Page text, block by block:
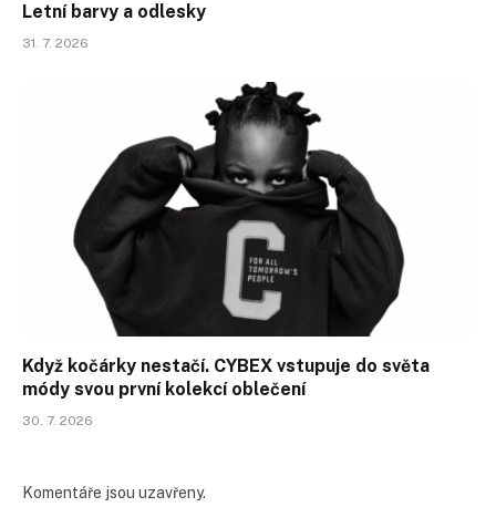
Letní barvy a odlesky
31. 7. 2026
Když kočárky nestačí. CYBEX vstupuje do světa
módy svou první kolekcí oblečení
30. 7. 2026
Komentáře jsou uzavřeny.